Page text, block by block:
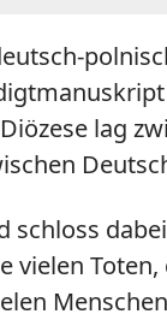
lag
schloss
Toten,